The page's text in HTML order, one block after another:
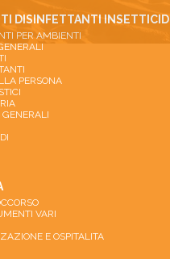
DISINFETTANTI INSETTICIDI
PER AMBIENTI
PERSONA
VARI
E OSPITALITA